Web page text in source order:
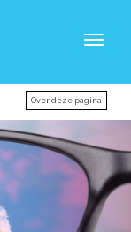
Over deze pagina